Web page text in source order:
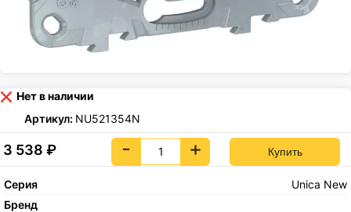
Нет в наличии
Артикул: NU521354N
3 538₽ - +
Серия
Unica New
Бренд